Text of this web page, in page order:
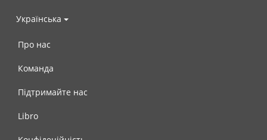
Українська
Про нас
Команда
Підтримайте нас
Libro